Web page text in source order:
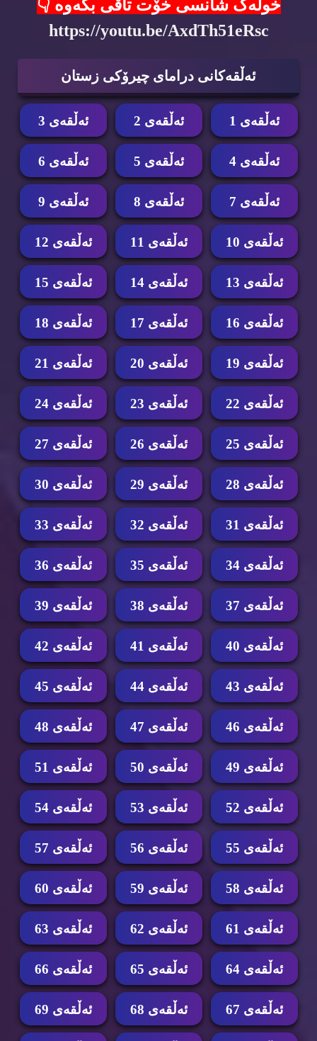
خولەک شانسی خۆت تاقی بکەوە 👇
https://youtu.be/AxdTh51eRsc
ئه‌ڵقه‌كانی درامای چیرۆكی زستان
ئه‌ڵقه‌ی 1 ئه‌ڵقه‌ی 2 ئه‌ڵقه‌ی 3
ئه‌ڵقه‌ی 4 ئه‌ڵقه‌ی 5 ئه‌ڵقه‌ی 6
ئه‌ڵقه‌ی 7 ئه‌ڵقه‌ی 8 ئه‌ڵقه‌ی 9
ئه‌ڵقه‌ی 10 ئه‌ڵقه‌ی 11 ئه‌ڵقه‌ی 12
ئه‌ڵقه‌ی 13 ئه‌ڵقه‌ی 14 ئه‌ڵقه‌ی 15
ئه‌ڵقه‌ی 16 ئه‌ڵقه‌ی 17 ئه‌ڵقه‌ی 18
ئه‌ڵقه‌ی 19 ئه‌ڵقه‌ی 20 ئه‌ڵقه‌ی 21
ئه‌ڵقه‌ی 22 ئه‌ڵقه‌ی 23 ئه‌ڵقه‌ی 24
ئه‌ڵقه‌ی 25 ئه‌ڵقه‌ی 26 ئه‌ڵقه‌ی 27
ئه‌ڵقه‌ی 28 ئه‌ڵقه‌ی 29 ئه‌ڵقه‌ی 30
ئه‌ڵقه‌ی 31 ئه‌ڵقه‌ی 32 ئه‌ڵقه‌ی 33
ئه‌ڵقه‌ی 34 ئه‌ڵقه‌ی 35 ئه‌ڵقه‌ی 36
ئه‌ڵقه‌ی 37 ئه‌ڵقه‌ی 38 ئه‌ڵقه‌ی 39
ئه‌ڵقه‌ی 40 ئه‌ڵقه‌ی 41 ئه‌ڵقه‌ی 42
ئه‌ڵقه‌ی 43 ئه‌ڵقه‌ی 44 ئه‌ڵقه‌ی 45
ئه‌ڵقه‌ی 46 ئه‌ڵقه‌ی 47 ئه‌ڵقه‌ی 48
ئه‌ڵقه‌ی 49 ئه‌ڵقه‌ی 50 ئه‌ڵقه‌ی 51
ئه‌ڵقه‌ی 52 ئه‌ڵقه‌ی 53 ئه‌ڵقه‌ی 54
ئه‌ڵقه‌ی 55 ئه‌ڵقه‌ی 56 ئه‌ڵقه‌ی 57
ئه‌ڵقه‌ی 58 ئه‌ڵقه‌ی 59 ئه‌ڵقه‌ی 60
ئه‌ڵقه‌ی 61 ئه‌ڵقه‌ی 62 ئه‌ڵقه‌ی 63
ئه‌ڵقه‌ی 64 ئه‌ڵقه‌ی 65 ئه‌ڵقه‌ی 66
ئه‌ڵقه‌ی 67 ئه‌ڵقه‌ی 68 ئه‌ڵقه‌ی 69